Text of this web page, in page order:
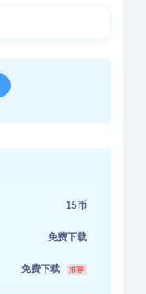
15币
免费下载
免费下载 推荐